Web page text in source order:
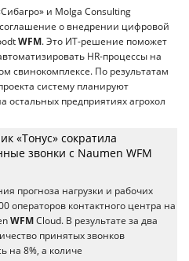
и Molga Consulting
о внедрении цифровой
WFM. Это ИТ-решение поможет
HR-процессы на
свинокомплексе. По результатам
систему планируют
остальных предприятиях агрохол
«Тонус» сократила
звонки с Naumen WFM
прогноза нагрузки и рабочих
операторов контактного центра на
WFM Cloud. В результате за два
принятых звонков
на 8%, а количе